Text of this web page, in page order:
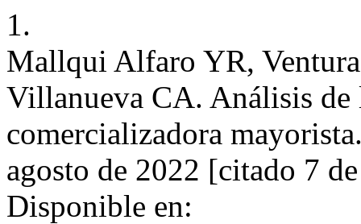
1.
Mallqui Alfaro YR,
Villanueva CA. Análisis de
comercializadora
agosto de 2022 [citado 7
Disponible en: